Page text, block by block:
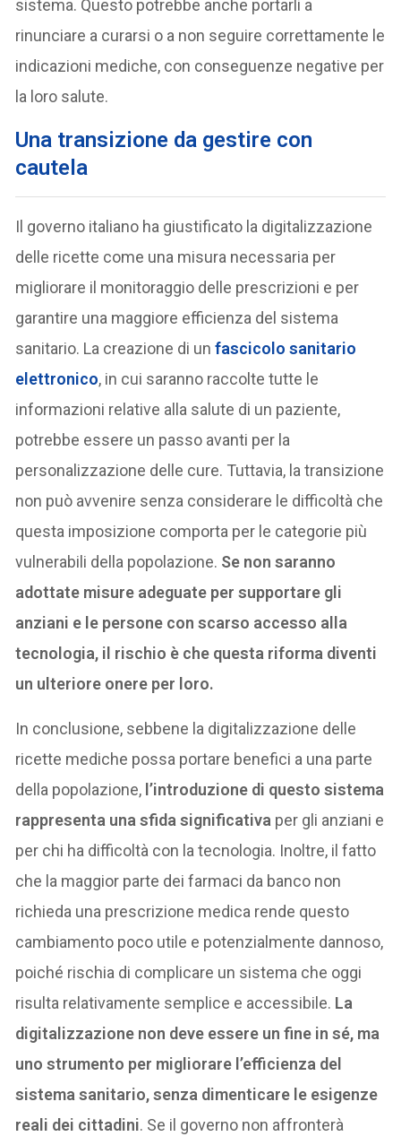
sistema. Questo potrebbe anche portarli a
rinunciare a curarsi o a non seguire correttamente le
indicazioni mediche, con conseguenze negative per
la loro salute.
Una transizione da gestire con
cautela
Il governo italiano ha giustificato la digitalizzazione
delle ricette come una misura necessaria per
migliorare il monitoraggio delle prescrizioni e per
garantire una maggiore efficienza del sistema
sanitario. La creazione di unfascicolo sanitario
elettronico, in cui saranno raccolte tutte le
informazioni relative alla salute di un paziente,
potrebbe essere un passo avanti per la
personalizzazione delle cure. Tuttavia, la transizione
non può avvenire senza considerare le difficoltà che
questa imposizione comporta per le categorie più
vulnerabili della popolazione. Se non saranno
adottate misure adeguate per supportare gli
anziani e le persone con scarso accesso alla
tecnologia, il rischio è che questa riforma diventi
un ulteriore onere per loro.
In conclusione, sebbene la digitalizzazione delle
ricette mediche possa portare benefici a una parte
della popolazione, l’introduzione di questo sistema
rappresenta una sfida significativa per gli anziani e
per chi ha difficoltà con la tecnologia. Inoltre, il fatto
che la maggior parte dei farmaci da banco non
richieda una prescrizione medica rende questo
cambiamento poco utile e potenzialmente dannoso,
poiché rischia di complicare un sistema che oggi
risulta relativamente semplice e accessibile. La
digitalizzazione non deve essere un fine in sé, ma
uno strumento per migliorare l’efficienza del
sistema sanitario, senza dimenticare le esigenze
reali dei cittadini. Se il governo non affronterà